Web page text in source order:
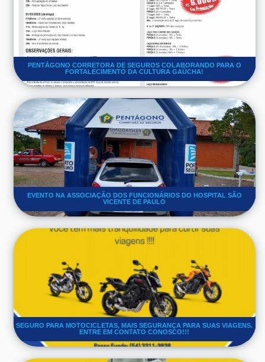
PENTÁGONO CORRETORA DE SEGUROS COLABORANDO PARA O
FORTALECIMENTO DA CULTURA GAÚCHA!
EVENTO NA ASSOCIAÇÃO DOS FUNCIONÁRIOS DO HOSPITAL SÃO
VICENTE DE PAULO
SEGURO PARA MOTOCICLETAS, MAIS SEGURANÇA PARA SUAS VIAGENS.
ENTRE EM CONTATO CONOSCO!!!